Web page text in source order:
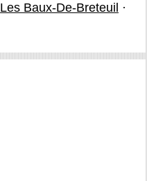
Les Baux-De-Breteuil ·